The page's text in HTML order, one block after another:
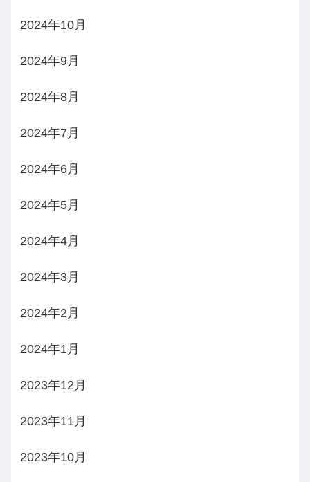
2024年10月
2024年9月
2024年8月
2024年7月
2024年6月
2024年5月
2024年4月
2024年3月
2024年2月
2024年1月
2023年12月
2023年11月
2023年10月